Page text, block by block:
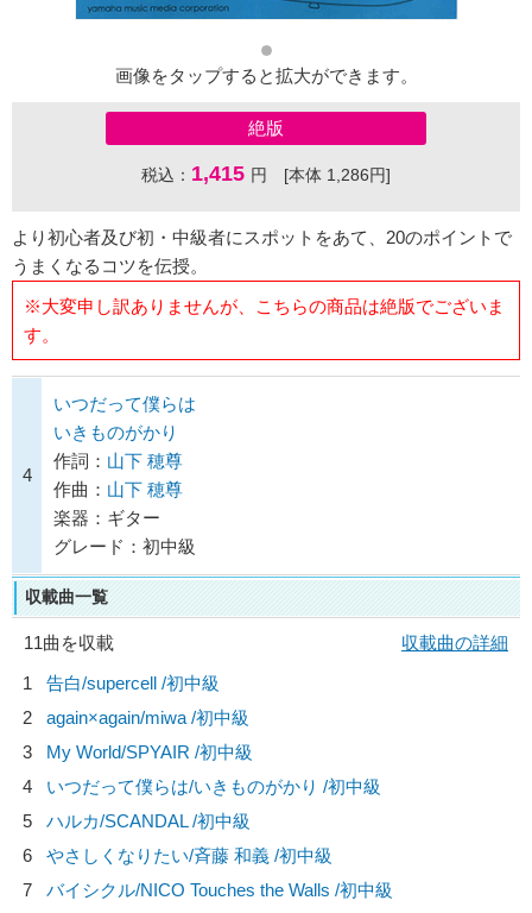
画像をタップすると拡大ができます。
絶版
税込： 1,415 円 [本体 1,286円]
より初心者及び初・中級者にスポットをあて、20のポイントで
うまくなるコツを伝授。
※大変申し訳ありませんが、こちらの商品は絶版でございま
す。
4
いつだって僕らは
いきものがかり
作詞： 山下 穂尊
作曲： 山下 穂尊
楽器：ギター
グレード：初中級
収載曲一覧
11曲を収載
収載曲の詳細
1
告白/supercell /初中級
2
again×again/miwa /初中級
3
My World/SPYAIR /初中級
4
いつだって僕らは/いきものがかり /初中級
5
ハルカ/SCANDAL/初中級
6
やさしくなりたい/斉藤 和義 /初中級
7
バイシクル/NICO Touches the Walls /初中級